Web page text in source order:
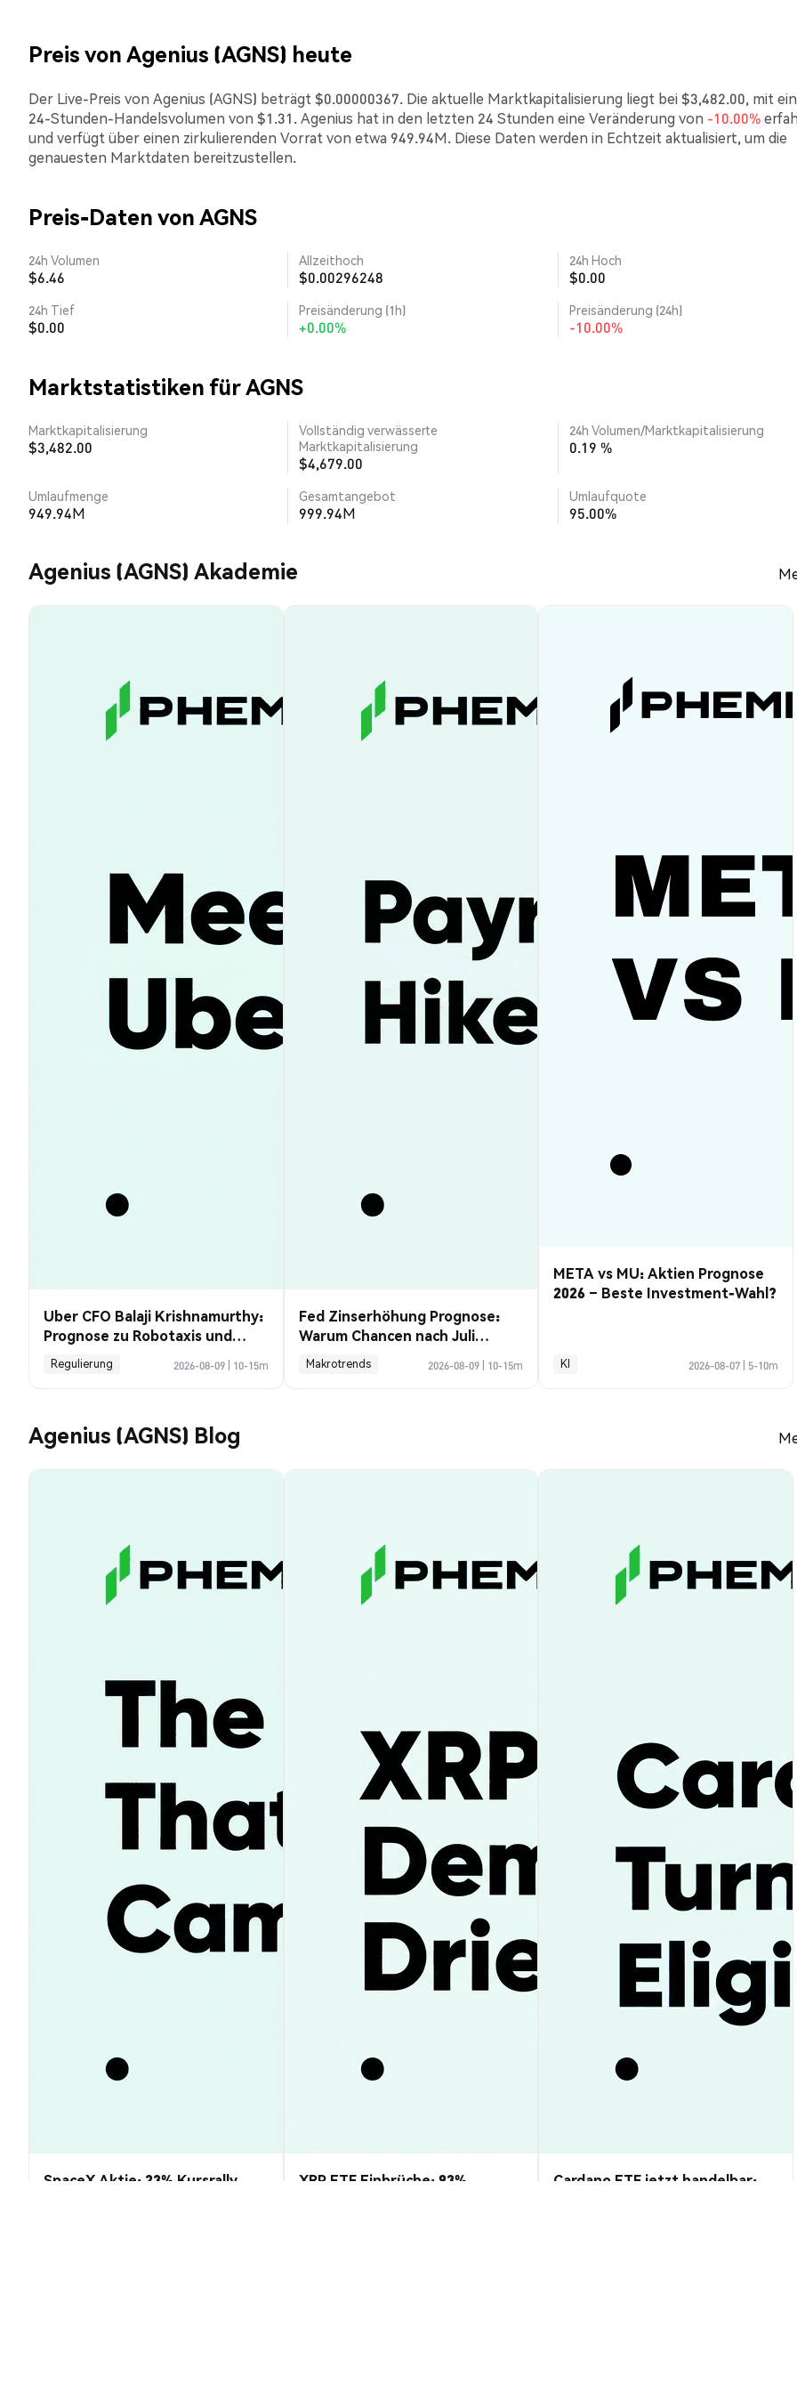
Preis von Agenius (AGNS) heute
Der Live-Preis von Agenius (AGNS) beträgt $0.00000367. Die aktuelle Marktkapitalisierung liegt bei $3,482.00, mit
24-Stunden-Handelsvolumen von $1.31. Agenius hat in den letzten 24 Stunden eine Veränderung von -10.00%
und verfügt über einen zirkulierenden Vorrat von etwa 949.94M. Diese Daten werden in Echtzeit aktualisiert, um die
genauesten Marktdaten bereitzustellen.
Preis-Daten von AGNS
24h Volumen
$6.46
Allzeithoch
$0.00296248
24h Hoch
$0.00
24h Tief
$0.00
Preisänderung (1h)
+0.00%
Preisänderung (24h)
-10.00%
Marktstatistiken für AGNS
Marktkapitalisierung
$3,482.00
Vollständig verwässerte
Marktkapitalisierung
$4,679.00
24h Volumen/Marktkapitalisierung
0.19 %
Umlaufmenge
949.94M
Gesamtangebot
999.94M
Umlaufquote
95.00%
Agenius (AGNS) Akademie
Uber CFO Balaji Krishnamurthy:
Prognose zu Robotaxis und
Krypto
Regulierung 2026-08-09 10-15m
Fed Zinserhöhung Prognose:
Warum Chancen nach Juli
Payrolls sanken
Makrotrends 2026-08-09 10-15m
META vs MU: Aktien Prognose
2026 – Beste Investment-Wahl?
KI 2026-08-07 5-10m
Agenius (AGNS) Blog
SpaceX Aktie: 23% Kursrally
XRP ETF Einbrüche: 93%
Cardano ETF jetzt handelbar: